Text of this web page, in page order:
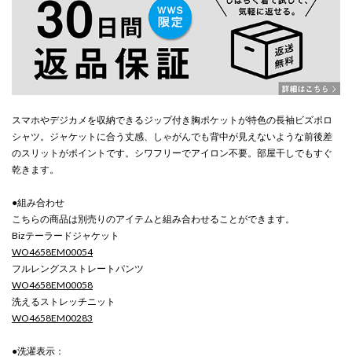
スマホやデジカメを収納できるジップ付き胸ポケットが特色の長袖ビズポロ
シャツ。ジャケットに合う丈感、しゃがんでも背中が見えないような前後差
のスリットがポイントです。シワフリーでアイロン不要。部屋干しでもすぐ
乾きます。
●組み合わせ
こちらの商品は別売りのアイテムと組み合わせることができます。
Bizテーラードジャケット
WO4658EM00054
フルレングスストレートパンツ
WO4658EM00058
洗えるストレッチニット
WO4658EM00283
●洗濯表示：